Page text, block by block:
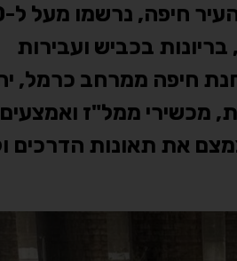
בכביש ועבירות
חיפה ממרחב כרמל,
מכשירי ממל"ז ואמצעים
את תאונות הדרכים